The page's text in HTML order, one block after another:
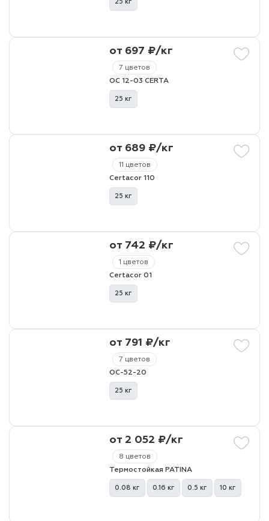
7 цветов
от 697 ₽/кг
ОС 12-03 CERTA
25 кг
11 цветов
от 689 ₽/кг
Certacor 110
25 кг
1 цветов
от 742 ₽/кг
Certacor 01
25 кг
7 цветов
от 791 ₽/кг
ОС-52-20
25 кг
8 цветов
от 2 052 ₽/кг
Термостойкая PATINA
0.08 кг 0.16 кг 0.5 кг 10 кг